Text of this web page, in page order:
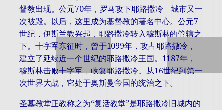
督教出现。公元70年，罗马攻下耶路撒冷，城市又一
次被毁。以后，这里成为基督教的著名中心。公元7
世纪，伊斯兰教兴起，耶路撒冷转入穆斯林的管辖之
下。十字军东征时，曾于1099年，攻占耶路撒冷，
建立了延续近一个世纪的耶路撒冷王国。1187年，
穆斯林击败十字军，收复耶路撒冷。从16世纪到第一
次世界大战，它处于奥斯曼帝国的统治之下。
圣墓教堂正教称之为“复活教堂”是耶路撒冷旧城内的